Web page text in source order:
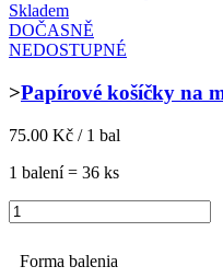
Skladem
DOČASNĚ
NEDOSTUPNÉ
>Papírové košíčky na
75.00 Kč / 1 bal
1 balení = 36 ks
Forma balenia